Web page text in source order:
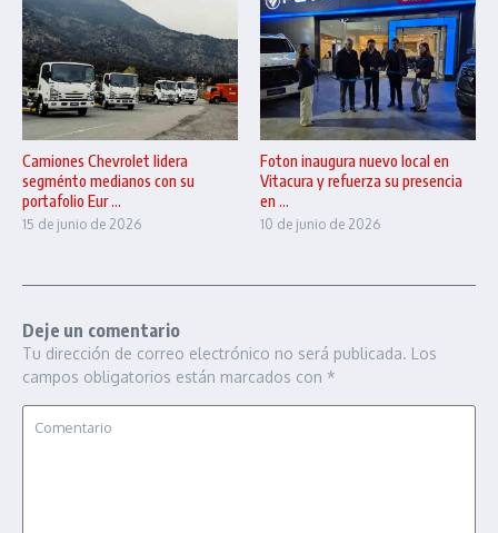
Camiones Chevrolet lidera
segménto medianos con su
portafolio Eur ...
15 de junio de 2026
Foton inaugura nuevo local en
Vitacura y refuerza su presencia
en ...
10 de junio de 2026
Deje un comentario
Tu dirección de correo electrónico no será publicada. Los
campos obligatorios están marcados con *